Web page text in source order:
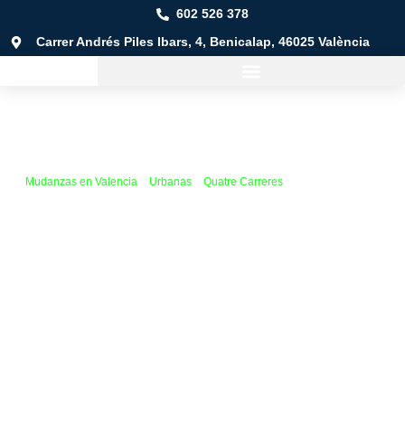
602 526 378
Carrer Andrés Piles Ibars, 4, Benicalap, 46025 València
Mudanzas en Valencia Urbanas Quatre Carreres